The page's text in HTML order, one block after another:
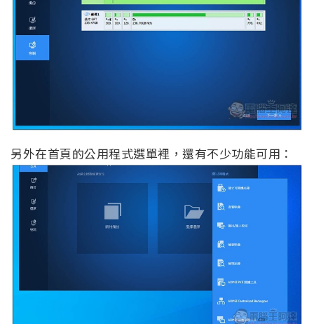
另外在首頁的公用程式選單裡，還有不少功能可用：